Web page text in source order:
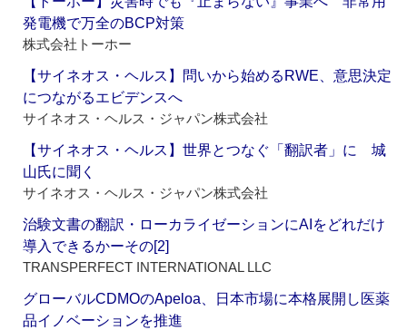
発電機で万全のBCP対策
株式会社トーホー
【サイネオス・ヘルス】問いから始めるRWE、意思決定
につながるエビデンスへ
サイネオス・ヘルス・ジャパン株式会社
【サイネオス・ヘルス】世界とつなぐ「翻訳者」に 城
山氏に聞く
サイネオス・ヘルス・ジャパン株式会社
治験文書の翻訳・ローカライゼーションにAIをどれだけ
導入できるかーその[2]
TRANSPERFECT INTERNATIONAL LLC
グローバルCDMOのApeloa、日本市場に本格展開し医薬
品イノベーションを推進